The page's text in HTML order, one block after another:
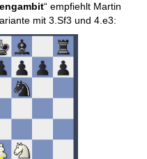
“ empfiehlt Martin
mit 3.Sf3 und 4.e3: